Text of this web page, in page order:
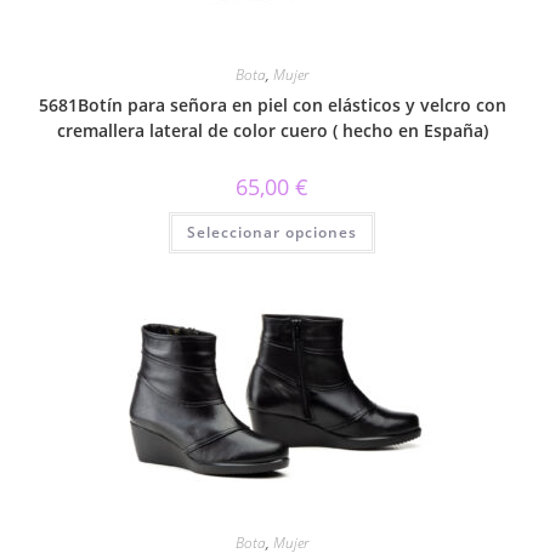
Bota, Mujer
5681Botín para señora en piel con elásticos y velcro con
cremallera lateral de color cuero ( hecho en España)
65,00 €
Seleccionar opciones
Este
tiene
la
página
de
producto
Bota, Mujer